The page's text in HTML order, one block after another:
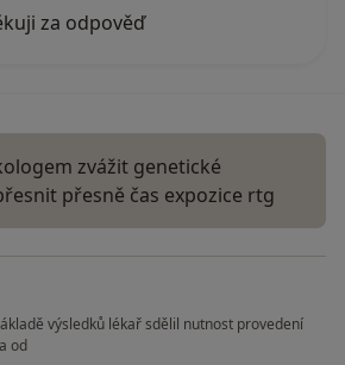
za odpověď
zvážit genetické
přesně čas expozice rtg
výsledků lékař sdělil nutnost provedení
od